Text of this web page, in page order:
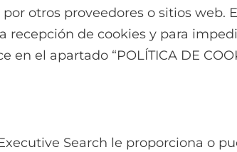
otros proveedores o sitios
recepción de cookies y para
en el apartado “POLÍTICA DE
Search le proporciona o